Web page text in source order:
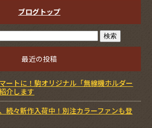
ブログトップ
最近の投稿
ートに！駒オリジナル「無線機ホルダー
介します
続々新作入荷中！別注カラーファンも登